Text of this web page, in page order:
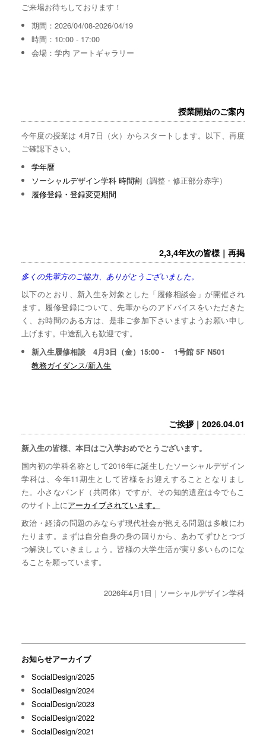
ご来場お待ちしております！
期間：2026/04/08-2026/04/19
時間：10:00 - 17:00
会場：学内 アートギャラリー
授業開始のご案内
今年度の授業は 4月7日（火）からスタートします。以下、再度
ご確認下さい。
学年暦
ソーシャルデザイン学科 時間割 （調整・修正部分赤字）
履修登録・登録変更期間
2,3,4年次の皆様｜再掲
多くの先輩方のご協力、ありがとうございました。
以下のとおり、新入生を対象とした「履修相談会」が開催され
ます。履修登録について、先輩からのアドバイスをいただきた
く、お時間のある方は、是非ご参加下さいますようお願い申し
上げます。中途乱入も歓迎です。
新入生履修相談 4月3日（金）15:00 - 1号館 5F N501
教務ガイダンス/新入生
ご挨拶｜2026.04.01
新入生の皆様、本日はご入学おめでとうございます。
国内初の学科名称として2016年に誕生したソーシャルデザイン
学科は、今年11期生として皆様をお迎えすることとなりまし
た。小さなバンド（共同体）ですが、その知的遺産は今でもこ
のサイト上にアーカイブされています。
政治・経済の問題のみならず現代社会が抱える問題は多岐にわ
たります。まずは自分自身の身の回りから、あわてずひとつづ
つ解決していきましょう。皆様の大学生活が実り多いものにな
ることを願っています。
2026年4月1日｜ソーシャルデザイン学科
お知らせアーカイブ
SocialDesign/2025
SocialDesign/2024
SocialDesign/2023
SocialDesign/2022
SocialDesign/2021